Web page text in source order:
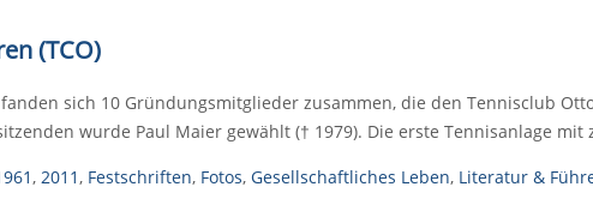
(TCO)
sich 10 Gründungsmitglieder zusammen, die den Tennisclub
wurde Paul Maier gewählt († 1979). Die erste Tennisanlage mit
, 2011, Festschriften, Fotos, Gesellschaftliches Leben, Literatur &